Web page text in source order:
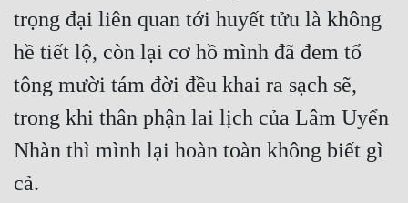
trọng đại liên quan tới huyết tửu là không
hề tiết lộ, còn lại cơ hồ mình đã đem tổ
tông mười tám đời đều khai ra sạch sẽ,
trong khi thân phận lai lịch của Lâm Uyển
Nhàn thì mình lại hoàn toàn không biết gì
cả.